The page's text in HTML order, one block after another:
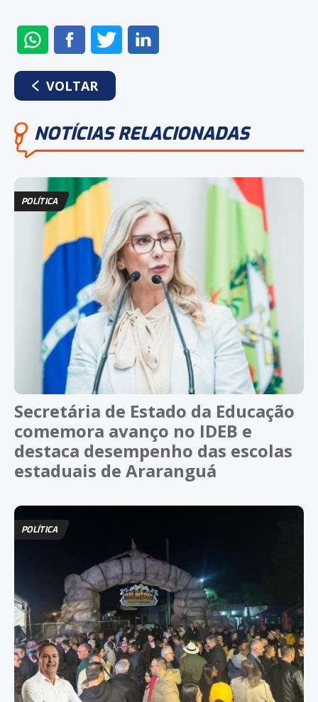
ENVIAR
NO
WHATSAPP
COMPARTILHAR
NO
FACEBOOK
COMPARTILHAR
NO
VOLTAR
NOTÍCIAS RELACIONADAS
POLÍTICA
Secretária de Estado da Educação
comemora avanço no IDEB e
destaca desempenho das escolas
estaduais de Araranguá
POLÍTICA